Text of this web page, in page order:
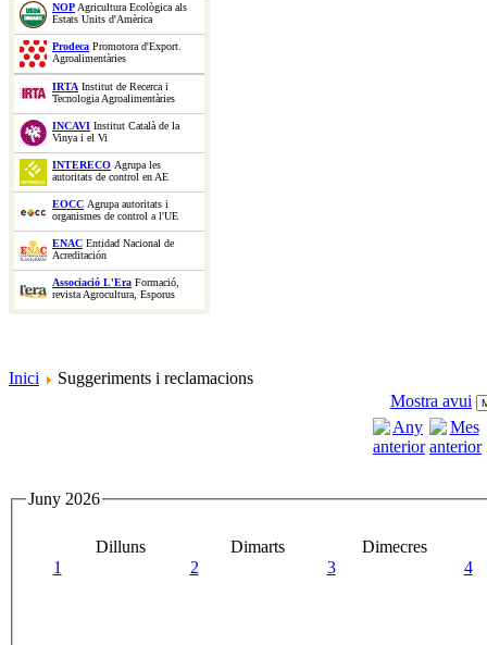
NOPAgricultura Ecològica als
Estats Units d'Amèrica
Prodeca Promotora d'Export.
Agroalimentàries
IRTA Institut de Recerca i
Tecnologia Agroalimentàries
INCAVI Institut Català de la
Vinya i el Vi
INTERECO Agrupa les
autoritats de control en AE
EOCC Agrupa autoritats i
organismes de control a l'UE
ENAC Entidad Nacional de
Acreditación
Associació L'Era Formació,
revista Agrocultura, Esporus
Inici
Suggeriments i reclamacions
Mostra avui
Juny 2026
Dilluns Dimarts
Dimecres
1
2 3 4